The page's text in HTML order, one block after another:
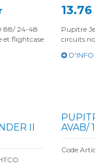
88/ 24-48
et flightcase
Pupitre
circuits
D'INFO
II
AVAB/
Code